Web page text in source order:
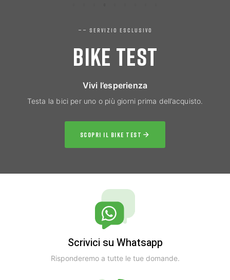
—— SERVIZIO ESCLUSIVO
BIKE TEST
Vivi l’esperienza
Testa la bici per uno o più giorni prima dell’acquisto.
SCOPRI IL BIKE TEST
Scrivici su Whatsapp
Risponderemo a tutte le tue domande.